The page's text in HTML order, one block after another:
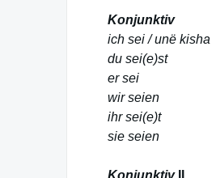
Konjunktiv
ich sei / unë kisha
du sei(e)st
er sei
wir seien
ihr sei(e)t
sie seien
Konjunktiv